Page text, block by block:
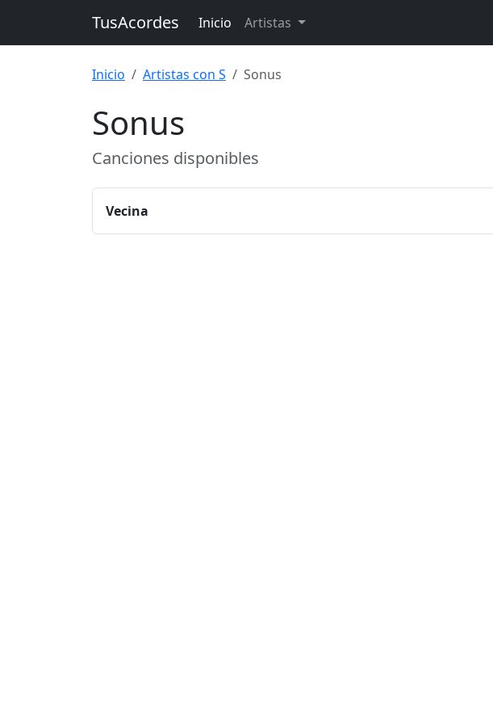
TusAcordes Inicio Artistas
Inicio Artistas con S Sonus
Sonus
Canciones disponibles
Vecina